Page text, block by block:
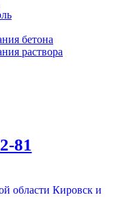
бетона
раствора
81
области Кировск и